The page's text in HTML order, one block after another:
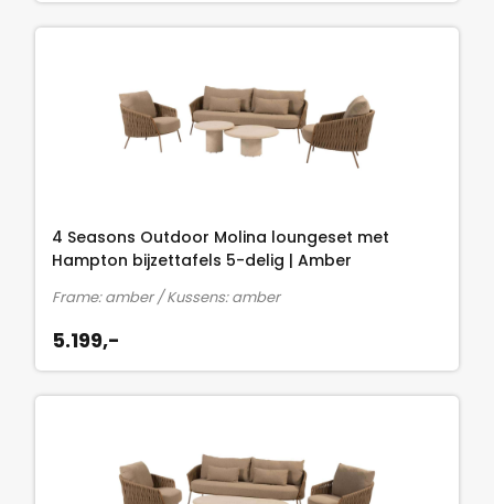
4 Seasons Outdoor Molina loungeset met
Hampton bijzettafels 5-delig | Amber
Frame: amber / Kussens: amber
5.199,-